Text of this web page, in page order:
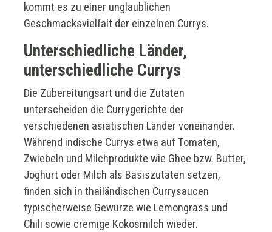
kommt es zu einer unglaublichen
Geschmacksvielfalt der einzelnen Currys.
Unterschiedliche Länder,
unterschiedliche Currys
Die Zubereitungsart und die Zutaten
unterscheiden die Currygerichte der
verschiedenen asiatischen Länder voneinander.
Während indische Currys etwa auf Tomaten,
Zwiebeln und Milchprodukte wie Ghee bzw. Butter,
Joghurt oder Milch als Basiszutaten setzen,
finden sich in thailändischen Currysaucen
typischerweise Gewürze wie Lemongrass und
Chili sowie cremige Kokosmilch wieder.